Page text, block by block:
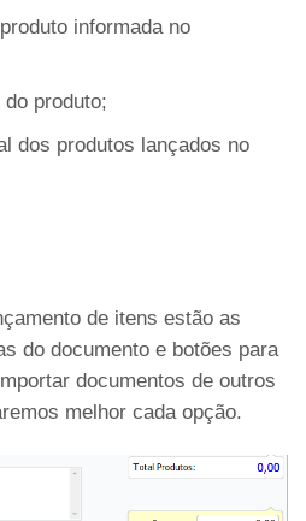
informada no
produto;
dos produtos lançados no
de itens estão as
do documento e botões para
documentos de outros
melhor cada opção.